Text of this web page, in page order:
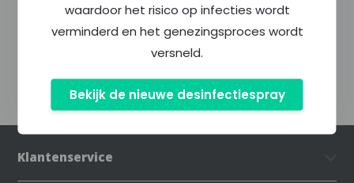
Delen
Klantenservice
waardoor het risico op infecties wordt
verminderd en het genezingsproces wordt
versneld.
Bekijk de nieuwe desinfectiespray